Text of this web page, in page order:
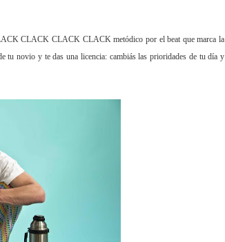
CLACK CLACK CLACK metódico por el beat que marca la
tu novio y te das una licencia: cambiás las prioridades de tu día y